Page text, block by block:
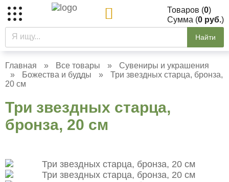
Товаров (0)
Сумма (0 руб.)
Найти
Главная » Все товары »
Сувениры и украшения
»
Божества и будды »
Три звездных старца, бронза,
20 см
Три звездных старца,
бронза, 20 см